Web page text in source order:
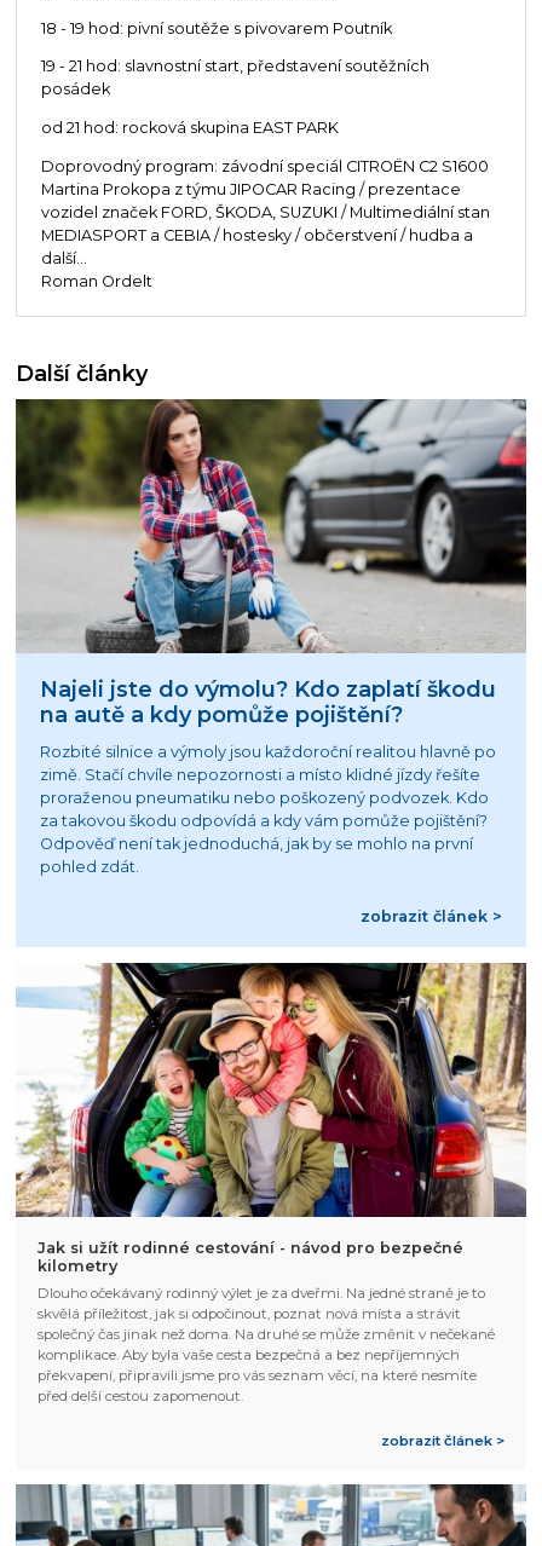
18 - 19 hod: pivní soutěže s pivovarem Poutník
19 - 21 hod: slavnostní start, představení soutěžních
posádek
od 21 hod: rocková skupina EAST PARK
Doprovodný program: závodní speciál CITROËN C2 S1600
Martina Prokopa z týmu JIPOCAR Racing / prezentace
vozidel značek FORD, ŠKODA, SUZUKI / Multimediální stan
MEDIASPORT a CEBIA / hostesky / občerstvení / hudba a
další...
Roman Ordelt
Další články
Najeli jste do výmolu? Kdo zaplatí škodu
na autě a kdy pomůže pojištění?
Rozbité silnice a výmoly jsou každoroční realitou hlavně po
zimě. Stačí chvíle nepozornosti a místo klidné jízdy řešíte
proraženou pneumatiku nebo poškozený podvozek. Kdo
za takovou škodu odpovídá a kdy vám pomůže pojištění?
Odpověď není tak jednoduchá, jak by se mohlo na první
pohled zdát.
zobrazit článek >
Jak si užít rodinné cestování - návod pro bezpečné
kilometry
Dlouho očekávaný rodinný výlet je za dveřmi. Na jedné straně je to
skvělá příležitost, jak si odpočinout, poznat nová místa a strávit
společný čas jinak než doma. Na druhé se může změnit v nečekané
komplikace. Aby byla vaše cesta bezpečná a bez nepříjemných
překvapení, připravili jsme pro vás seznam věcí, na které nesmíte
před delší cestou zapomenout.
zobrazit článek >